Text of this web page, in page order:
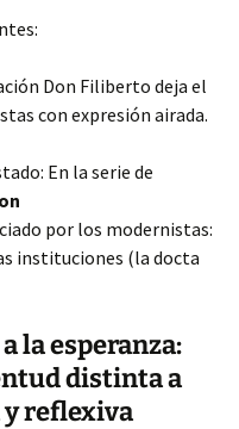
Don Filiberto deja el
con expresión airada.
En la serie de
por los modernistas:
instituciones (la docta
la esperanza:
distinta a
reflexiva